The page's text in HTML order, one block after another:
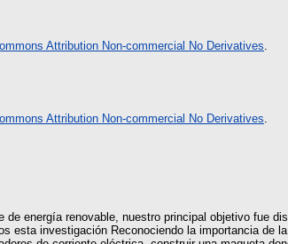
Attribution Non-commercial No Derivatives
Attribution Non-commercial No Derivatives
energía renovable, nuestro principal objetivo fue
esta investigación Reconociendo la importancia de